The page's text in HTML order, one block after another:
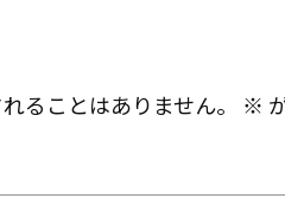
ることはありません。 ※